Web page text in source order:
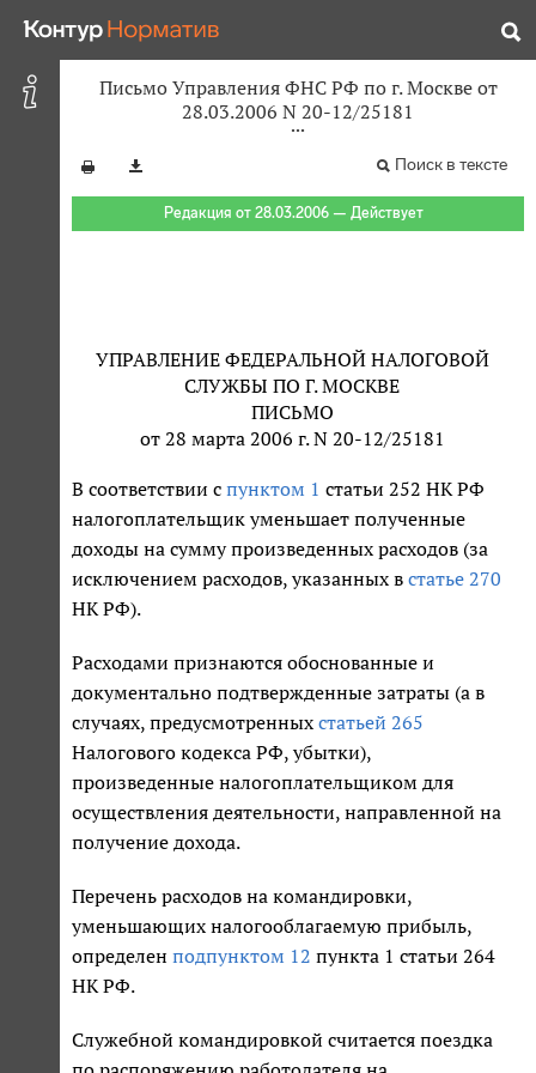
Письмо Управления ФНС РФ по г. Москве от
28.03.2006 N 20-12/25181
Поиск в тексте
Редакция от 28.03.2006 — Действует
УПРАВЛЕНИЕ ФЕДЕРАЛЬНОЙ НАЛОГОВОЙ
СЛУЖБЫ ПО Г. МОСКВЕ
ПИСЬМО
от 28 марта 2006 г. N 20-12/25181
В соответствии с пунктом 1 статьи 252 НК РФ
налогоплательщик уменьшает полученные
доходы на сумму произведенных расходов (за
исключением расходов, указанных в статье 270
НК РФ).
Расходами признаются обоснованные и
документально подтвержденные затраты (а в
случаях, предусмотренных статьей 265
Налогового кодекса РФ, убытки),
произведенные налогоплательщиком для
осуществления деятельности, направленной на
получение дохода.
Перечень расходов на командировки,
уменьшающих налогооблагаемую прибыль,
определен подпунктом 12 пункта 1 статьи 264
НК РФ.
Служебной командировкой считается поездка